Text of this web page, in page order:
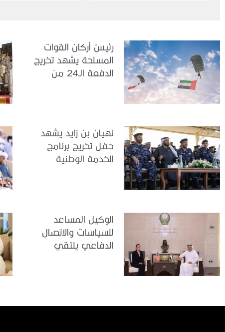
رئيسُ أركان القوات
المسلحة يشهد تخريج
الدفعة الـ24 من
نهيان بن زايد يشهد
حفل تخريج برنامج
الخدمة الوطنية
الوكيل المساعد
للسياسات والاتصال
الدفاعي يلتقي